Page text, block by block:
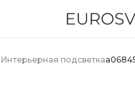
Интерьерная подсветка